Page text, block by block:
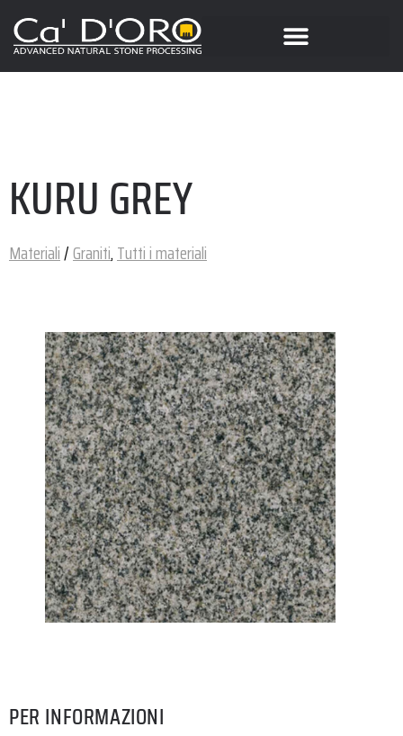
KURU GREY
Materiali/Graniti,Tutti i materiali
PER INFORMAZIONI